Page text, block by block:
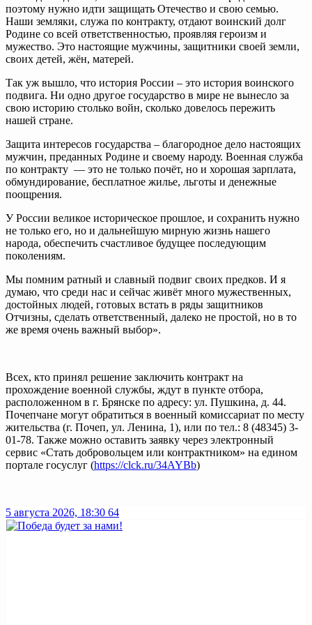
поэтому нужно идти защищать Отечество и свою семью.
Наши земляки, служа по контракту, отдают воинский долг
Родине со всей ответственностью, проявляя героизм и
мужество. Это настоящие мужчины, защитники своей земли,
своих детей, жён, матерей.
Так уж вышло, что история России – это история воинского
подвига. Ни одно другое государство в мире не вынесло за
свою историю столько войн, сколько довелось пережить
нашей стране.
Защита интересов государства – благородное дело настоящих
мужчин, преданных Родине и своему народу. Военная служба
по контракту — это не только почёт, но и хорошая зарплата,
обмундирование, бесплатное жилье, льготы и денежные
поощрения.
У России великое историческое прошлое, и сохранить нужно
не только его, но и дальнейшую мирную жизнь нашего
народа, обеспечить счастливое будущее последующим
поколениям.
Мы помним ратный и славный подвиг своих предков. И я
думаю, что среди нас и сейчас живёт много мужественных,
достойных людей, готовых встать в ряды защитников
Отчизны, сделать ответственный, далеко не простой, но в то
же время очень важный выбор».
Всех, кто принял решение заключить контракт на
прохождение военной службы, ждут в пункте отбора,
расположенном в г. Брянске по адресу: ул. Пушкина, д. 44.
Почепчане могут обратиться в военный комиссариат по месту
жительства (г. Почеп, ул. Ленина, 1), или по тел.: 8 (48345) 3-
01-78. Также можно оставить заявку через электронный
сервис «Стать добровольцем или контрактником» на едином
портале госуслуг (https://clck.ru/34AYBb)
5 августа 2026, 18:30 64